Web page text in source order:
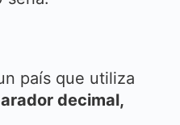
país que utiliza
decimal,